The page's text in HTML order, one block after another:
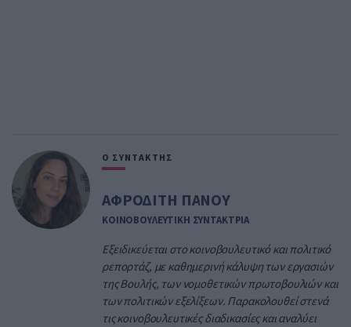
Ο ΣΥΝΤΑΚΤΗΣ
ΑΦΡΟΔΙΤΗ ΠΑΝΟΥ
ΚΟΙΝΟΒΟΥΛΕΥΤΙΚΗ ΣΥΝΤΑΚΤΡΙΑ
Εξειδικεύεται στο κοινοβουλευτικό και πολιτικό
ρεπορτάζ, με καθημερινή κάλυψη των εργασιών
της Βουλής, των νομοθετικών πρωτοβουλιών και
των πολιτικών εξελίξεων. Παρακολουθεί στενά
τις κοινοβουλευτικές διαδικασίες και αναλύει